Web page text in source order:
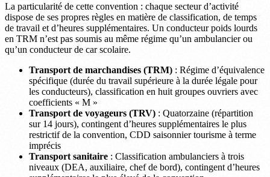
La particularité de cette convention : chaque secteur d’activité
dispose de ses propres règles en matière de classification, de temps
de travail et d’heures supplémentaires. Un conducteur poids lourds
en TRM n’est pas soumis au même régime qu’un ambulancier ou
qu’un conducteur de car scolaire.
Transport de marchandises (TRM) : Régime d’équivalence
spécifique (durée du travail supérieure à la durée légale pour
les conducteurs), classification en huit groupes ouvriers avec
coefficients « M »
Transport de voyageurs (TRV) : Quatorzaine (répartition
sur 14 jours), contingent d’heures supplémentaires le plus
restrictif de la convention, CDD saisonnier tourisme à terme
imprécis
Transport sanitaire : Classification ambulanciers à trois
niveaux (DEA, auxiliaire, chef de bord), contingent d’heures